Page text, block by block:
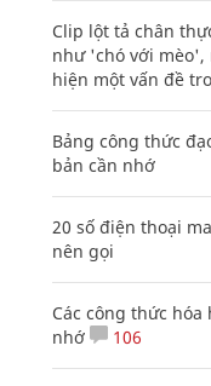
Clip lột tả chân
như 'chó với
hiện một vấn đề
Bảng công thức
bản cần nhớ
20 số điện thoại
nên gọi
Các công thức hóa
nhớ
106